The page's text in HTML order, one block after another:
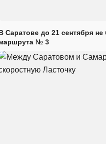
Саратове до 21 сентября
№ 3